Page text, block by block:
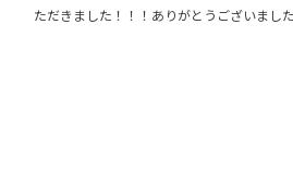
ただきました！！！ありがとうございました